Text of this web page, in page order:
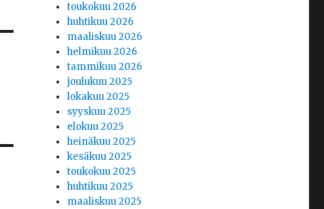
toukokuu 2026
huhtikuu 2026
maaliskuu 2026
helmikuu 2026
tammikuu 2026
joulukuu 2025
lokakuu 2025
syyskuu 2025
elokuu 2025
heinäkuu 2025
kesäkuu 2025
toukokuu 2025
huhtikuu 2025
maaliskuu 2025